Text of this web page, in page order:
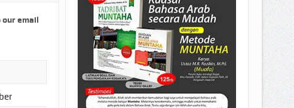
KEPEMILIKANNYA BERUBAH
ZAKAT DENGAN CARA MENGANGSUR
email